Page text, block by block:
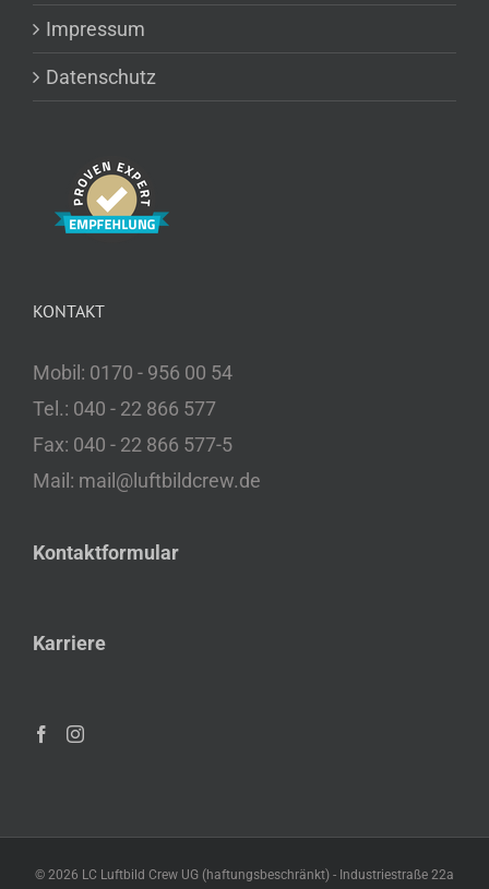
Impressum
Datenschutz
KONTAKT
Mobil: 0170 - 956 00 54
Tel.: 040 - 22 866 577
Fax: 040 - 22 866 577-5
Mail: mail@luftbildcrew.de
Kontaktformular
Karriere
© 2026 LC Luftbild Crew UG (haftungsbeschränkt) - Industriestraße 22a